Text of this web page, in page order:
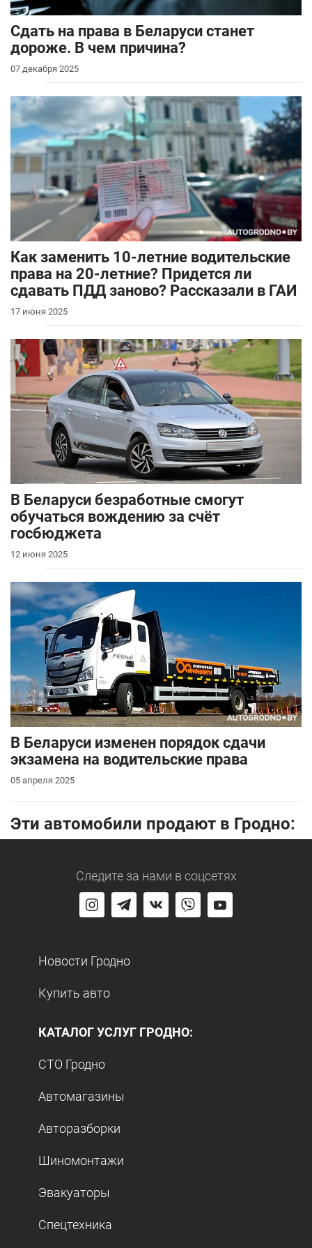
Сдать на права в Беларуси станет
дороже. В чем причина?
07 декабря 2025
Как заменить 10-летние водительские
права на 20-летние? Придется ли
сдавать ПДД заново? Рассказали в ГАИ
17 июня 2025
В Беларуси безработные смогут
обучаться вождению за счёт
госбюджета
12 июня 2025
В Беларуси изменен порядок сдачи
экзамена на водительские права
05 апреля 2025
Эти автомобили продают в Гродно:
Следите за нами в соцсетях
Новости Гродно
Купить авто
КАТАЛОГ УСЛУГ ГРОДНО:
СТО Гродно
Автомагазины
Авторазборки
Шиномонтажи
Эвакуаторы
Спецтехника